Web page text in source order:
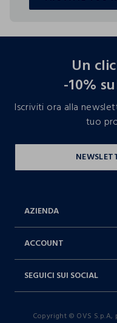
TROVA IL TUO
Un
-10%
Iscriviti ora alla
tuo
AZIENDA
Dichiarazione
ACCOUNT
SEGUICI SUI SOCIAL
TikTok
Copyright © OVS S.p.A,